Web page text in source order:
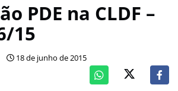
PDE na CLDF –
15
18 de junho de 2015